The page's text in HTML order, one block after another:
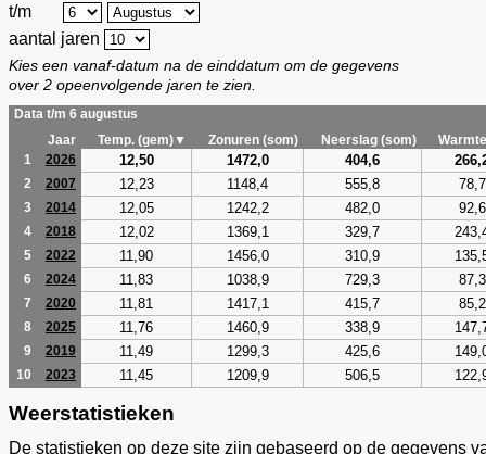
t/m
aantal jaren
Kies een vanaf-datum na de einddatum om de gegevens
over 2 opeenvolgende jaren te zien.
Data t/m 6 augustus
Jaar
Temp. (gem)▼ Zonuren (som) Neerslag (som)
1
2026 12,50 1472,0 404,6
2 2007 12,23 1148,4 555,8 78,7
3 2014 12,05 1242,2 482,0 92,6
4 2018 12,02 1369,1 329,7
5 2022 11,90 1456,0 310,9
6 2024 11,83 1038,9 729,3 87,3
7 2020 11,81 1417,1 415,7 85,2
8 2025 11,76 1460,9 338,9
9 2019 11,49 1299,3 425,6
10 2023 11,45 1209,9 506,5
Weerstatistieken
De statistieken op deze site zijn gebaseerd op de gegevens